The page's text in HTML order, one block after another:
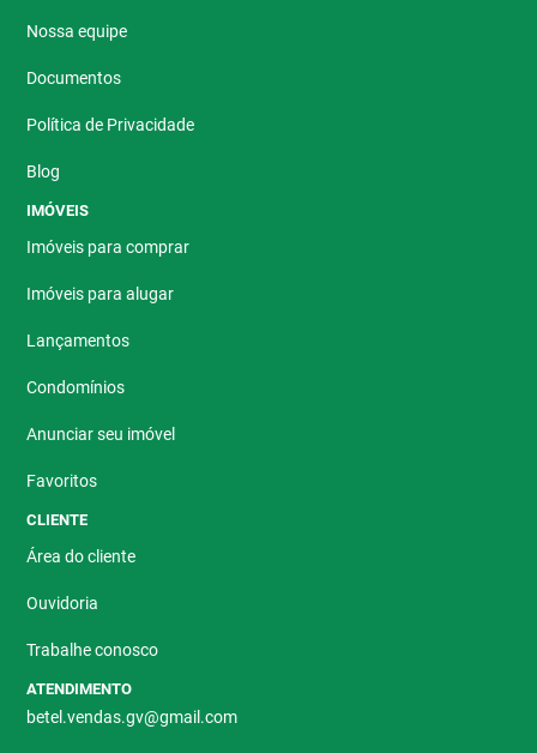
Nossa equipe
Documentos
Política de Privacidade
Blog
IMÓVEIS
Imóveis para comprar
Imóveis para alugar
Lançamentos
Condomínios
Anunciar seu imóvel
Favoritos
CLIENTE
Área do cliente
Ouvidoria
Trabalhe conosco
ATENDIMENTO
betel.vendas.gv@gmail.com